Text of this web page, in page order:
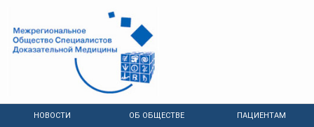
НОВОСТИ ОБ ОБЩЕСТВЕ ПАЦИЕНТАМ